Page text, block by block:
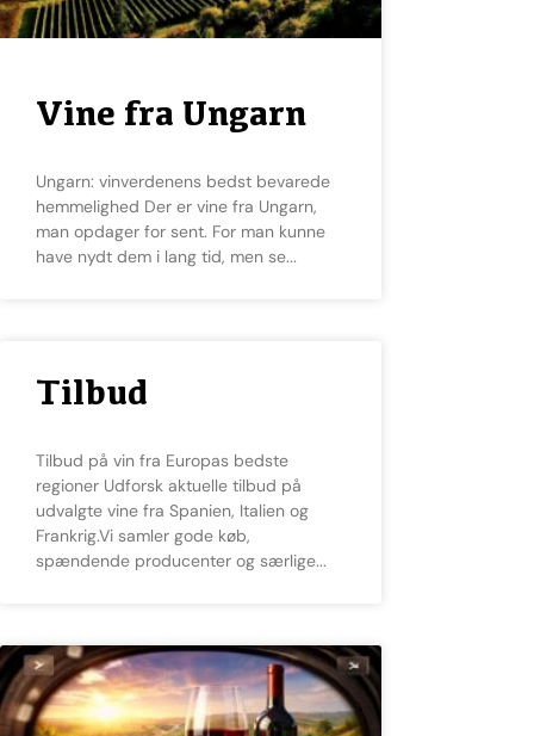
Vine fra Ungarn
Ungarn: vinverdenens bedst bevarede
hemmelighed Der er vine fra Ungarn,
man opdager for sent. For man kunne
have nydt dem i lang tid, men se
Tilbud
Tilbud på vin fra Europas bedste
regioner Udforsk aktuelle tilbud på
udvalgte vine fra Spanien, Italien og
Frankrig.Vi samler gode køb,
spændende producenter og særlige